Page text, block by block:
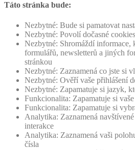
Táto stránka bude:
Nezbytné: Bude si pamatovat
Nezbytné: Povolí dočasné cookies
Nezbytné: Shromáždí informace,
formulářů, newsletterů a jiných
stránkou
Nezbytné: Zaznamená co jste si
Nezbytné: Ověří vaše přihlášení
Nezbytné: Zapamatuje si jazyk,
Funkcionalita: Zapamatuje si
Funkcionalita: Zapamatuje si
Analytika: Zaznamená
interakce
Analytika: Zaznamená vaši
čísla